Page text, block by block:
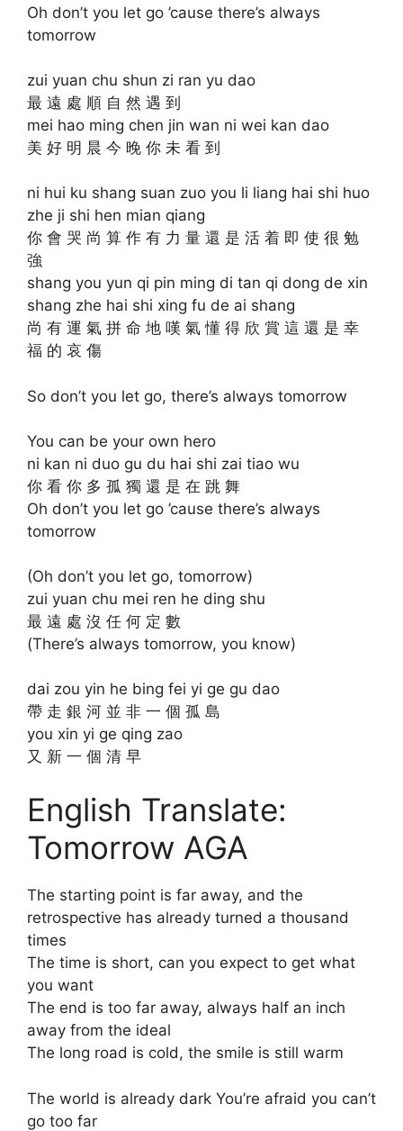
Oh don’t you let go ’cause there’s always
tomorrow
zui yuan chu shun zi ran yu dao
最 遠 處 順 自 然 遇 到
mei hao ming chen jin wan ni wei kan dao
美 好 明 晨 今 晚 你 未 看 到
ni hui ku shang suan zuo you li liang hai shi huo
zhe ji shi hen mian qiang
你 會 哭 尚 算 作 有 力 量 還 是 活 着 即 使 很 勉
強
shang you yun qi pin ming di tan qi dong de xin
shang zhe hai shi xing fu de ai shang
尚 有 運 氣 拼 命 地 嘆 氣 懂 得 欣 賞 這 還 是 幸
福 的 哀 傷
So don’t you let go, there’s always tomorrow
You can be your own hero
ni kan ni duo gu du hai shi zai tiao wu
你 看 你 多 孤 獨 還 是 在 跳 舞
Oh don’t you let go ’cause there’s always
tomorrow
(Oh don’t you let go, tomorrow)
zui yuan chu mei ren he ding shu
最 遠 處 沒 任 何 定 數
(There’s always tomorrow, you know)
dai zou yin he bing fei yi ge gu dao
帶 走 銀 河 並 非 一 個 孤 島
you xin yi ge qing zao
又 新 一 個 清 早
English Translate:
Tomorrow AGA
The starting point is far away, and the
retrospective has already turned a thousand
times
The time is short, can you expect to get what
you want
The end is too far away, always half an inch
away from the ideal
The long road is cold, the smile is still warm
The world is already dark You’re afraid you can’t
go too far